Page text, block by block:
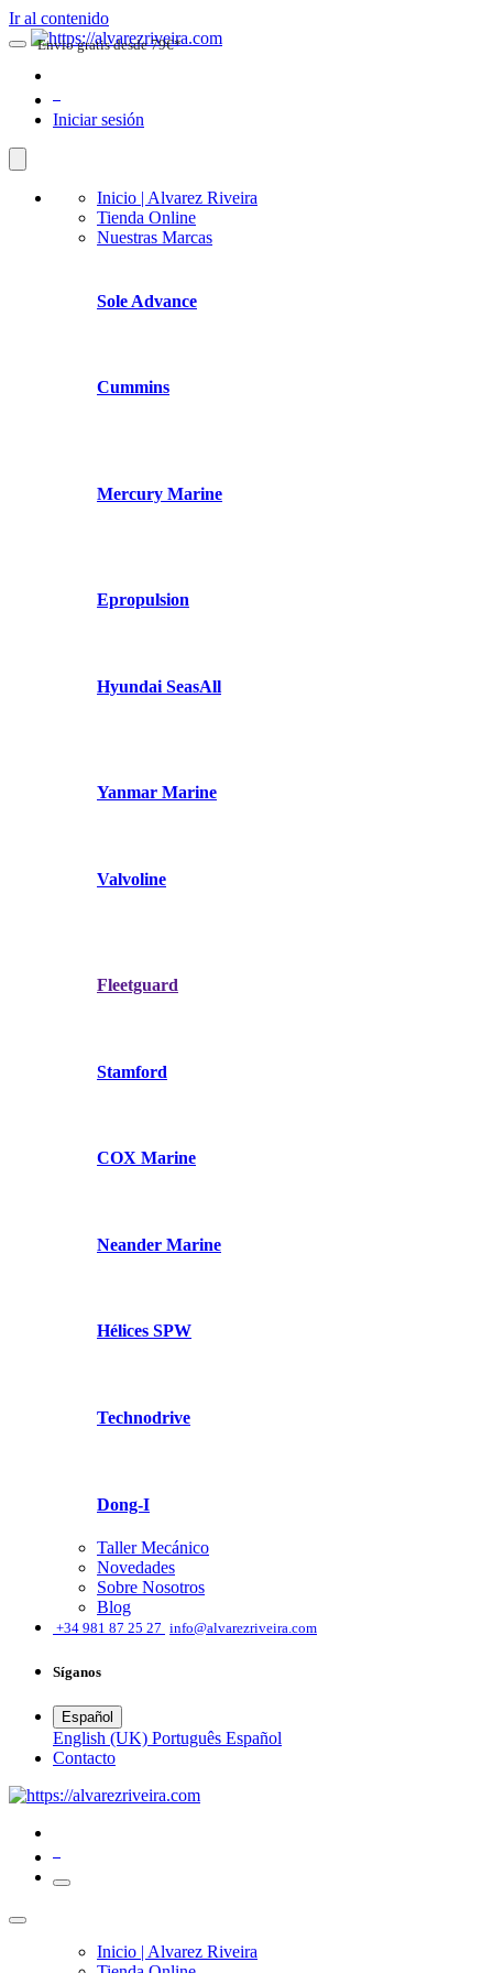
Ir al contenido
Iniciar sesión
Inicio | Alvarez Riveira
Tienda Online
Nuestras Marcas
Sole Advance
Cummins
Mercury Marine
Epropulsion
Hyundai SeasAll
Yanmar Marine
Valvoline
Fleetguard
Stamford
COX Marine
Neander Marine
Hélices SPW
Technodrive
Dong-I
Taller Mecánico
Novedades
Sobre Nosotros
Blog
+34 981 87 25 27 info@alvarezriveira.com
Síganos
Español
English (UK) Português Español
​Contacto
Envio gratis desde 79€*
Inicio | Alvarez Riveira